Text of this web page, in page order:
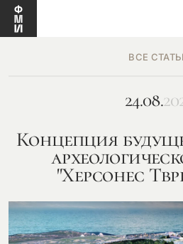
ВСЕ
24.08.
Концепция
"Херсонес